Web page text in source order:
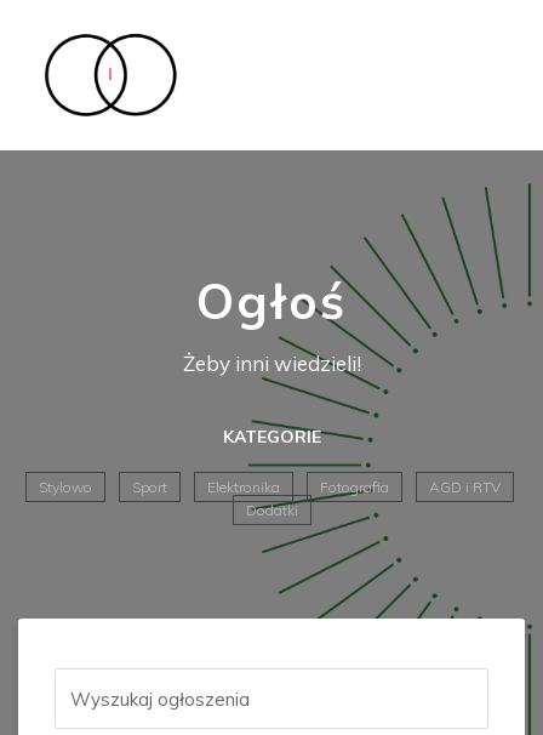
Ogłoś
Żeby inni wiedzieli!
KATEGORIE
Stylowo Sport Elektronika Fotografia
AGD i RTV
Dodatki